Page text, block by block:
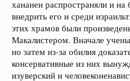
хананеи распространяли и
внедрить его и среди
этих храмов были
Макалистером. Вначале
но затем из-за обилия
консервативные из них
изуверский и